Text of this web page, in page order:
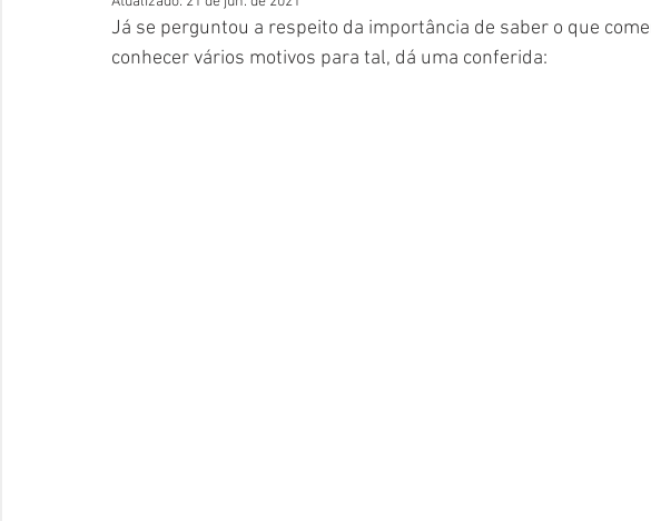
Já se perguntou a respeito da importância de saber o que
conhecer vários motivos para tal, dá uma conferida: